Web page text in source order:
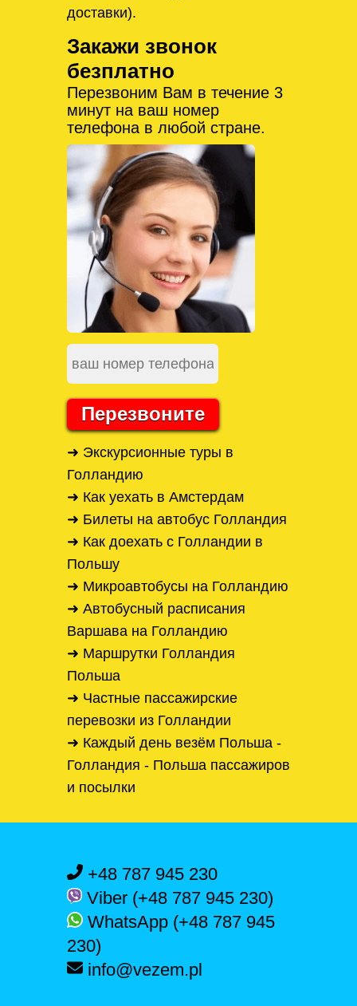
доставки).
Закажи звонок
безплатно
Перезвоним Вам в течение 3
минут на ваш номер
телефона в любой стране.
Перезвоните
➜ Экскурсионные туры в
Голландию
➜ Как уехать в Амстердам
➜ Билеты на автобус Голландия
➜ Как доехать с Голландии в
Польшу
➜ Микроавтобусы на Голландию
➜ Автобусный расписания
Варшава на Голландию
➜ Маршрутки Голландия
Польша
➜ Частные пассажирские
перевозки из Голландии
➜ Каждый день везём Польша -
Голландия - Польша пассажиров
и посылки
+48 787 945 230
Viber (+48 787 945 230)
WhatsApp (+48 787 945
230)
info@vezem.pl